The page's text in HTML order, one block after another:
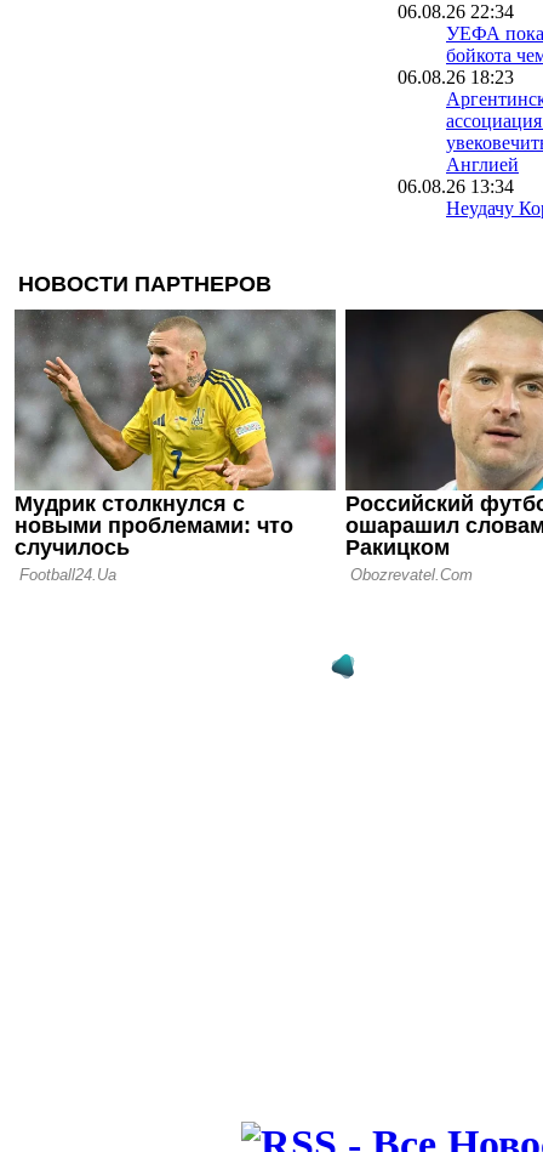
06.08.26 22:34
УЕФА пока
бойкота
06.08.26 18:23
Англией
06.08.26 13:34
Неудачу
Испания
вместе с
05.08.26 23:40
ФИФА
о финале
Марокко